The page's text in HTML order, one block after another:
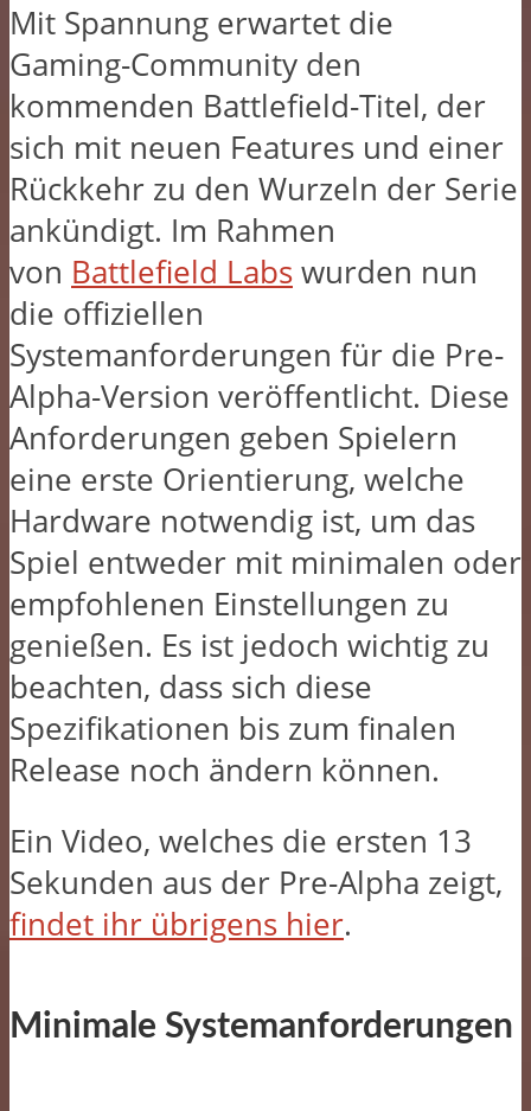
Mit Spannung erwartet die
Gaming-Community den
kommenden Battlefield-Titel, der
sich mit neuen Features und einer
Rückkehr zu den Wurzeln der Serie
ankündigt. Im Rahmen
von Battlefield Labs wurden nun
die offiziellen
Systemanforderungen für die Pre-
Alpha-Version veröffentlicht. Diese
Anforderungen geben Spielern
eine erste Orientierung, welche
Hardware notwendig ist, um das
Spiel entweder mit minimalen oder
empfohlenen Einstellungen zu
genießen. Es ist jedoch wichtig zu
beachten, dass sich diese
Spezifikationen bis zum finalen
Release noch ändern können.
Ein Video, welches die ersten 13
Sekunden aus der Pre-Alpha zeigt,
findet ihr übrigens hier.
Minimale Systemanforderungen